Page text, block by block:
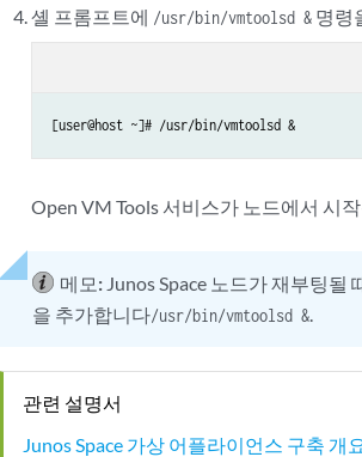
셸 프롬프트에 /usr/bin/vmtoolsd & 명령
[user@host ~]# /usr/bin/vmtoolsd &
Open VM Tools 서비스가 노드에서 시
메모: Junos Space 노드가 재부팅될
을 추가합니다/usr/bin/vmtoolsd &
관련 설명서
Junos Space 가상 어플라이언스 구축 개